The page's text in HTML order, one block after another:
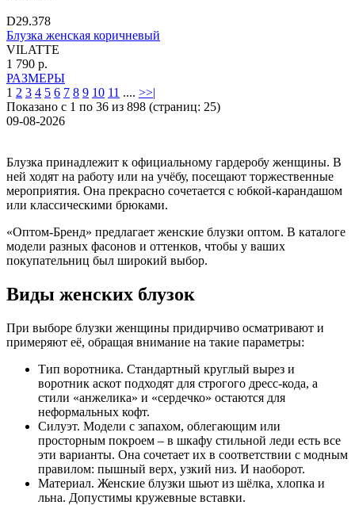
D29.378
Блузка женская коричневый
VILATTE
1 790 р.
РАЗМЕРЫ
1 2 3 4 5 6 7 8 9 10 11 .... >>|
Показано с 1 по 36 из 898 (страниц: 25)
09-08-2026
Блузка принадлежит к официальному гардеробу женщины. В
ней ходят на работу или на учёбу, посещают торжественные
мероприятия. Она прекрасно сочетается с юбкой-карандашом
или классическими брюками.
«Оптом-Бренд» предлагает женские блузки оптом. В каталоге
модели разных фасонов и оттенков, чтобы у ваших
покупательниц был широкий выбор.
Виды женских блузок
При выборе блузки женщины придирчиво осматривают и
примеряют её, обращая внимание на такие параметры:
Тип воротника. Стандартный круглый вырез и
воротник аскот подходят для строгого дресс-кода, а
стили «анжелика» и «сердечко» остаются для
неформальных кофт.
Силуэт. Модели с запахом, облегающим или
просторным покроем – в шкафу стильной леди есть все
эти варианты. Она сочетает их в соответствии с модным
правилом: пышный верх, узкий низ. И наоборот.
Материал. Женские блузки шьют из шёлка, хлопка и
льна. Допустимы кружевные вставки.